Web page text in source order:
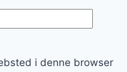
i denne browser